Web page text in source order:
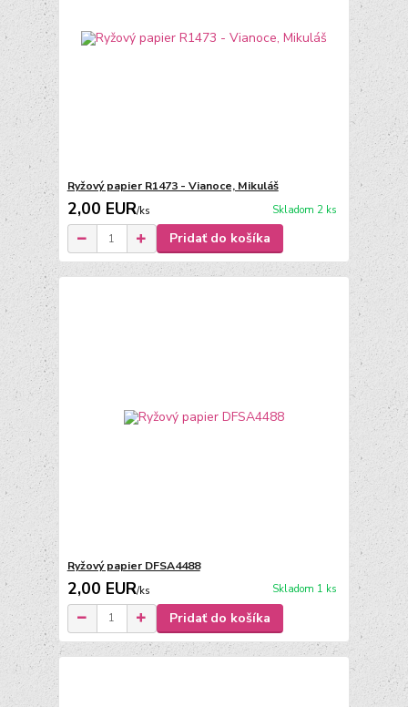
Ryžový papier R1473 - Vianoce, Mikuláš
2,00 EUR/ks Skladom 2 ks
Pridať do košíka
Ryžový papier DFSA4488
2,00 EUR/ks Skladom 1 ks
Pridať do košíka